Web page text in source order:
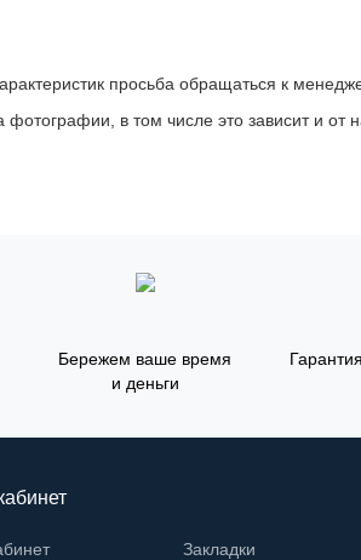
просьба обращаться к
в том числе это зависит и от
Бережем ваше время
и деньги
Закладки